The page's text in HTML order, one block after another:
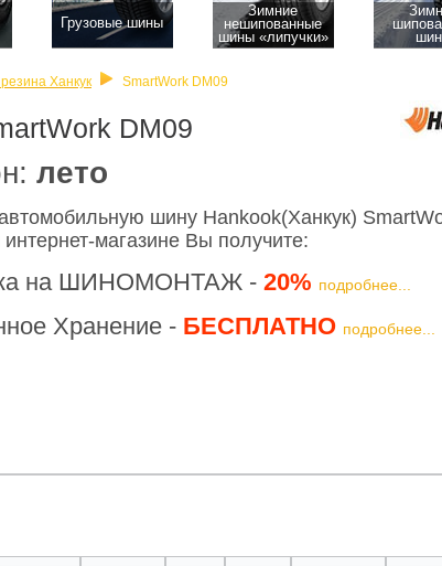
Грузовые шины
Зимние
нешипованные
шины «липучки»
Ханкук SmartWork DM09
DM09
лето
шину Hankook(Ханкук)
магазине Вы получите:
на ШИНОМОНТАЖ - 20% подробнее...
Хранение - БЕСПЛАТНО подробнее...